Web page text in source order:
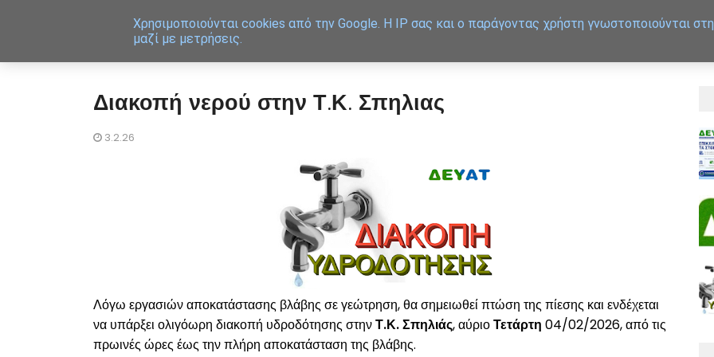
APXIKH ΕΞΥΠΗΡΕΤΗΣΗ
Διακοπή νερού στην Τ.Κ. Σπηλιας
3.2.26
Λόγω εργασιών αποκατάστασης βλάβης σε γεώτρηση, θα σημειωθεί πτώση της πίεσης και ενδέχεται
να υπάρξει ολιγόωρη διακοπή υδροδότησης στηνΤ.Κ. Σπηλιάς, αύριοΤετάρτη 04/02/2026, από τις
πρωινές ώρες έως την πλήρη αποκατάσταση της βλάβης.
Χρησιμοποιoύνται cookies από την Google. Η IP σας και ο παράγοντας χρήστη γνωστοποιούνται
μαζί με μετρήσεις.